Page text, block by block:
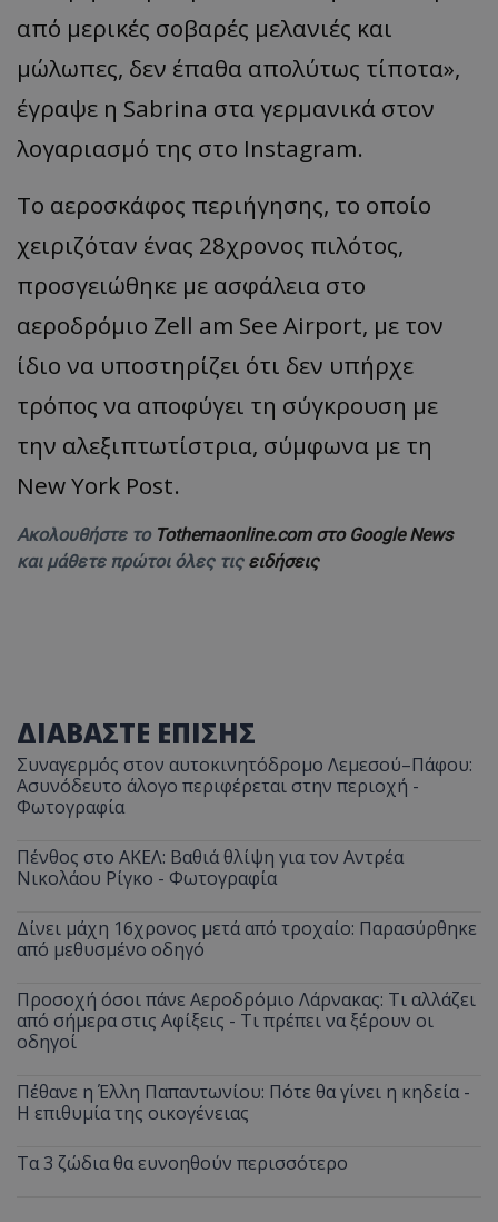
από μερικές σοβαρές μελανιές και
μώλωπες, δεν έπαθα απολύτως τίποτα»,
έγραψε η Sabrina στα γερμανικά στον
λογαριασμό της στο Instagram.
Το αεροσκάφος περιήγησης, το οποίο
χειριζόταν ένας 28χρονος πιλότος,
προσγειώθηκε με ασφάλεια στο
αεροδρόμιο Zell am See Airport, με τον
ίδιο να υποστηρίζει ότι δεν υπήρχε
τρόπος να αποφύγει τη σύγκρουση με
την αλεξιπτωτίστρια, σύμφωνα με τη
New York Post.
Ακολουθήστε το Tothemaonline.com στο Google News
και μάθετε πρώτοι όλες τις ειδήσεις
ΔΙΑΒΑΣΤΕ ΕΠΙΣΗΣ
Συναγερμός στον αυτοκινητόδρομο Λεμεσού–Πάφου:
Ασυνόδευτο άλογο περιφέρεται στην περιοχή -
Φωτογραφία
Πένθος στο ΑΚΕΛ: Βαθιά θλίψη για τον Αντρέα
Νικολάου Ρίγκο - Φωτογραφία
Δίνει μάχη 16χρονος μετά από τροχαίο: Παρασύρθηκε
από μεθυσμένο οδηγό
Προσοχή όσοι πάνε Αεροδρόμιο Λάρνακας: Τι αλλάζει
από σήμερα στις Αφίξεις - Τι πρέπει να ξέρουν οι
οδηγοί
Πέθανε η Έλλη Παπαντωνίου: Πότε θα γίνει η κηδεία -
Η επιθυμία της οικογένειας
Τα 3 ζώδια θα ευνοηθούν περισσότερο